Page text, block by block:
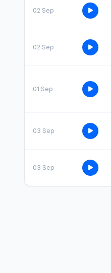
02 Sep
02 Sep
01 Sep
03 Sep
03 Sep